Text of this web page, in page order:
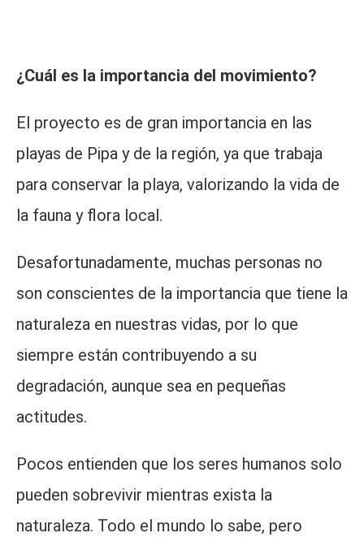
¿Cuál es la importancia del movimiento?
El proyecto es de gran importancia en las
playas de Pipa y de la región, ya que trabaja
para conservar la playa, valorizando la vida de
la fauna y flora local.
Desafortunadamente, muchas personas no
son conscientes de la importancia que tiene la
naturaleza en nuestras vidas, por lo que
siempre están contribuyendo a su
degradación, aunque sea en pequeñas
actitudes.
Pocos entienden que los seres humanos solo
pueden sobrevivir mientras exista la
naturaleza. Todo el mundo lo sabe, pero